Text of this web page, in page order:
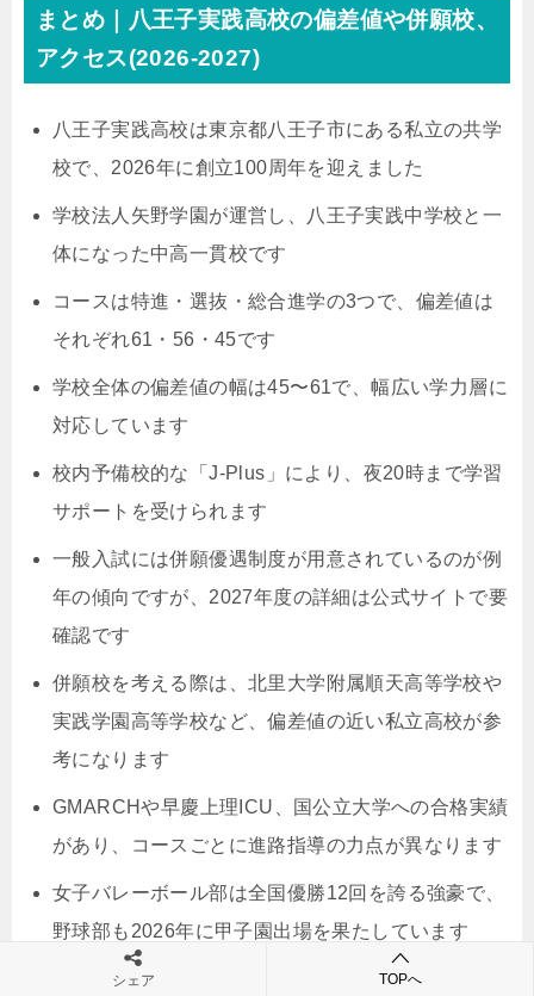
まとめ｜八王子実践高校の偏差値や併願校、
アクセス(2026-2027)
八王子実践高校は東京都八王子市にある私立の共学
校で、2026年に創立100周年を迎えました
学校法人矢野学園が運営し、八王子実践中学校と一
体になった中高一貫校です
コースは特進・選抜・総合進学の3つで、偏差値は
それぞれ61・56・45です
学校全体の偏差値の幅は45〜61で、幅広い学力層に
対応しています
校内予備校的な「J-Plus」により、夜20時まで学習
サポートを受けられます
一般入試には併願優遇制度が用意されているのが例
年の傾向ですが、2027年度の詳細は公式サイトで要
確認です
併願校を考える際は、北里大学附属順天高等学校や
実践学園高等学校など、偏差値の近い私立高校が参
考になります
GMARCHや早慶上理ICU、国公立大学への合格実績
があり、コースごとに進路指導の力点が異なります
女子バレーボール部は全国優勝12回を誇る強豪で、
野球部も2026年に甲子園出場を果たしています
所在地は東京都八王子市台町1-6-15で、JR八王子駅
シェア TOPへ